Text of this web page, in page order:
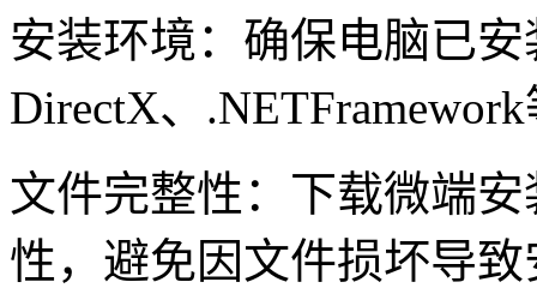
安装环境：确保电脑已
DirectX、
文件完整性：下载微端
性，避免因文件损坏导